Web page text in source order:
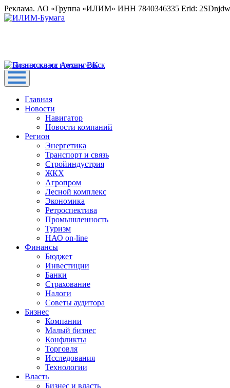
Реклама. АО «Группа «ИЛИМ» ИНН 7840346335 Erid:
Главная
Новости
Навигатор
Новости компаний
Регион
Энергетика
Транспорт и связь
Стройиндустрия
ЖКХ
Агропром
Лесной комплекс
Экономика
Ретроспектива
Промышленность
Туризм
НАО on-line
Финансы
Бюджет
Инвестиции
Банки
Страхование
Налоги
Советы аудитора
Бизнес
Компании
Малый бизнес
Конфликты
Торговля
Исследования
Технологии
Власть
Бизнес и власть